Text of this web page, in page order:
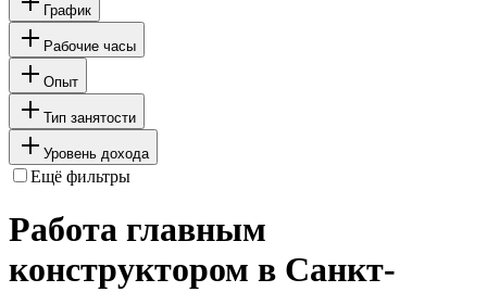
График
Рабочие часы
Опыт
Тип занятости
Уровень дохода
Ещё фильтры
Работа главным
конструктором в Санкт-